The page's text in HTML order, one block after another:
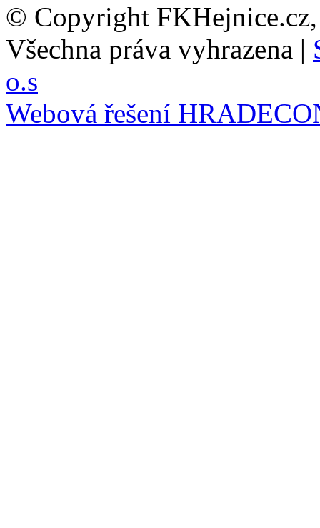
© Copyright
Všechna práva vyhrazena |
o.s
Webová řešení